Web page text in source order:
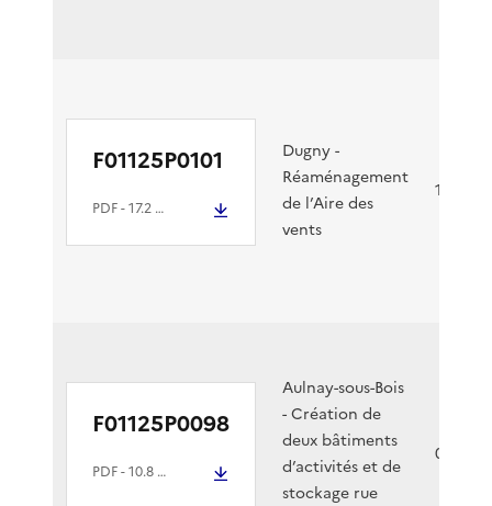
F01125P0101
PDF- 17.2 Mio
Dugny -
Réaménagement
de l’Aire des
vents
10/06/
F01125P0098
PDF- 10.8 Mio
Aulnay-sous-Bois
- Création de
deux bâtiments
d’activités et de
stockage rue
03/06/